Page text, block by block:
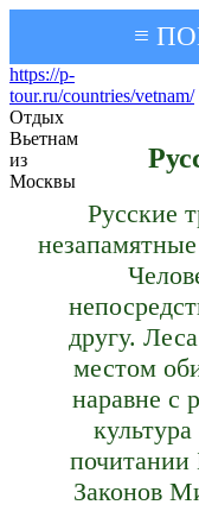
≡
https://p-
tour.ru/countries/vetnam/
Отдых
Вьетнам
из
Москвы
Русские
другу.
местом
наравне с
почитании
Законов